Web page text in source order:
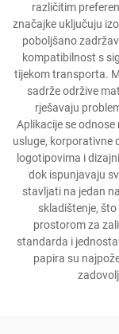
različitim
značajke uključuju
poboljšano
kompatibilnost s
tijekom transporta.
sadrže održive
rješavaju
Aplikacije se
usluge, korporativne
logotipovima i
dok ispunjavaju
stavljati na jedan
skladištenje,
prostorom za
standarda i
papira su